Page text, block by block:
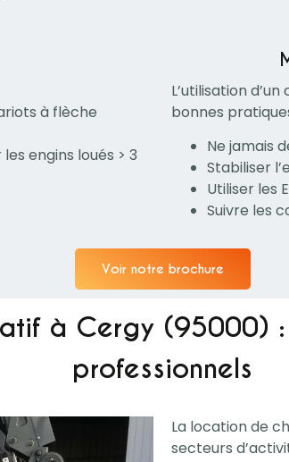
à flèche
engins loués > 3
L’utilisation
bonnes
Ne jamais
Stabiliser
Utiliser les
Suivre les
Voir notre brochure
à Cergy (95000)
professionnels
La location de
secteurs